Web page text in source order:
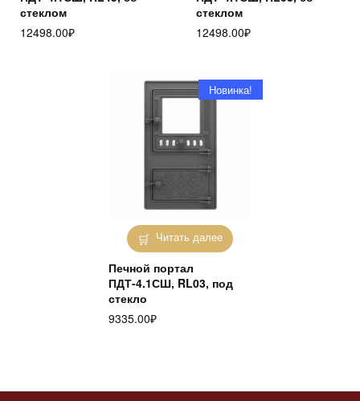
стеклом
12498.00₽
стеклом
12498.00₽
Читать далее
Новинка!
Печной портал
ПДТ-4.1СШ, RL03, под
стекло
9335.00₽